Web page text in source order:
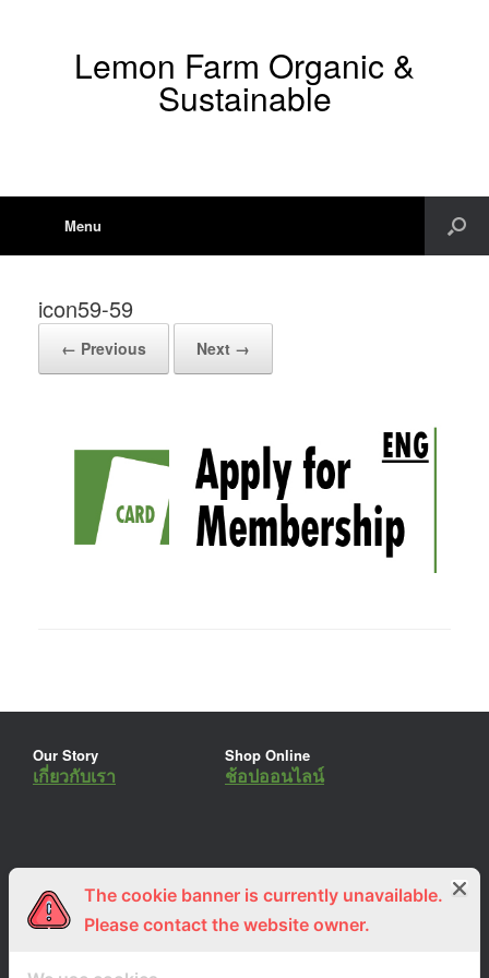
Lemon Farm Organic &
Sustainable
Menu
icon59-59
← Previous Next →
Our Story
เกี่ยวกับเรา
Shop Online
ช้อปออนไลน์
ร่วมงานกับเรา
สมัครงาน
Lemon Farm Cafe
ร้านอาหารอินทรีย์
The cookie banner is currently unavailable.
Please contact the website owner.